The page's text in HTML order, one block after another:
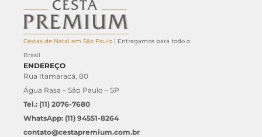
Cestas de Natal em São Paulo | Entregamos para todo o
Brasil
ENDEREÇO
Rua Itamaracá, 80
Água Rasa – São Paulo – SP
Tel.: (11) 2076-7680
WhatsApp: (11) 94551-8264
contato@cestapremium.com.br